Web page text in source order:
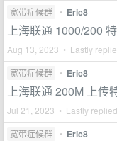
宽带症候群 • Eric8
上海联通 1000/200
Aug 13, 2023 • Lastly
宽带症候群 • Eric8
上海联通 200M 上传
Jul 21, 2023 • Lastly
宽带症候群 • Eric8